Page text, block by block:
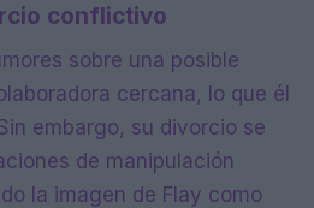
conflictivo
sobre una posible
cercana, lo que él
embargo, su divorcio se
de manipulación
la imagen de Flay como